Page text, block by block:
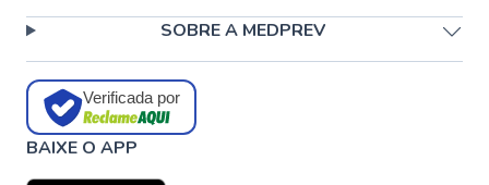
SOBRE A MEDPREV
Verificada por
BAIXE O APP